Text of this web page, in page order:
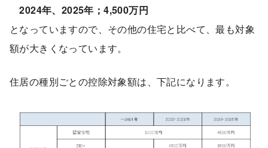
2024年、2025年；4,500万円
となっていますので、その他の住宅と比べて、最も対象
額が大きくなっています。
住居の種別ごとの控除対象額は、下記になります。